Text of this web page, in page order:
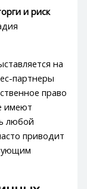
и риск
на
партнеры
право
имеют
любой
приводит